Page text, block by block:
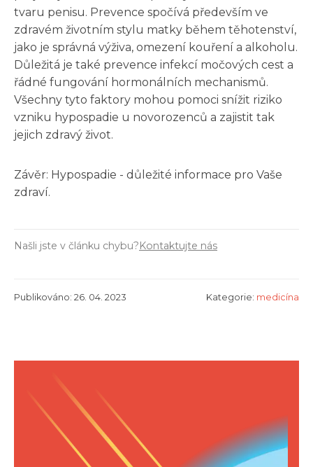
tvaru penisu. Prevence spočívá především ve
zdravém životním stylu matky během těhotenství,
jako je správná výživa, omezení kouření a alkoholu.
Důležitá je také prevence infekcí močových cest a
řádné fungování hormonálních mechanismů.
Všechny tyto faktory mohou pomoci snížit riziko
vzniku hypospadie u novorozenců a zajistit tak
jejich zdravý život.
Závěr: Hypospadie - důležité informace pro Vaše
zdraví.
Našli jste v článku chybu?Kontaktujte nás
Publikováno: 26. 04. 2023 Kategorie: medicína